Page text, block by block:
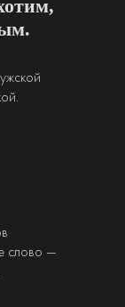
слово —